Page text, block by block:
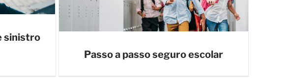
sinistro
Passo a passo seguro escolar